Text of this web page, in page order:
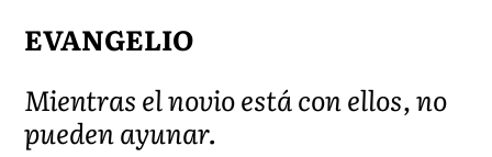
EVANGELIO
Mientras el novio está con ellos, no
pueden ayunar.